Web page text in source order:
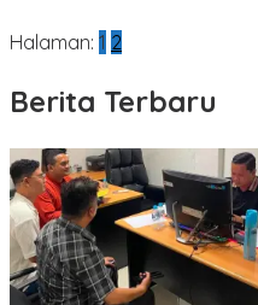
Halaman: 1 2
Berita Terbaru